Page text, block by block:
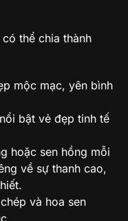
thể chia thành
mộc mạc, yên bình
bật vẻ đẹp tinh tế
hoặc sen hồng mỗi
về sự thanh cao,
và hoa sen